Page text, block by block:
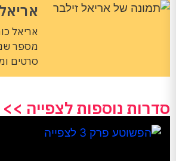
אריאל
מספר
סרטים
סדרות נוספות לצפייה >>